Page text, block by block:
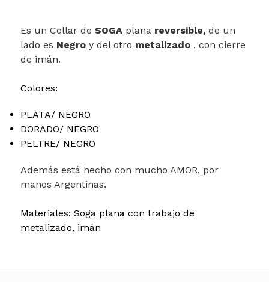
Es un Collar de SOGA planareversible, de un
lado es Negro y del otro metalizado , con cierre
de imán.
Colores:
PLATA/ NEGRO
DORADO/ NEGRO
PELTRE/ NEGRO
Además está hecho con mucho AMOR, por
manos Argentinas.
Materiales: Soga plana con trabajo de
metalizado, imán